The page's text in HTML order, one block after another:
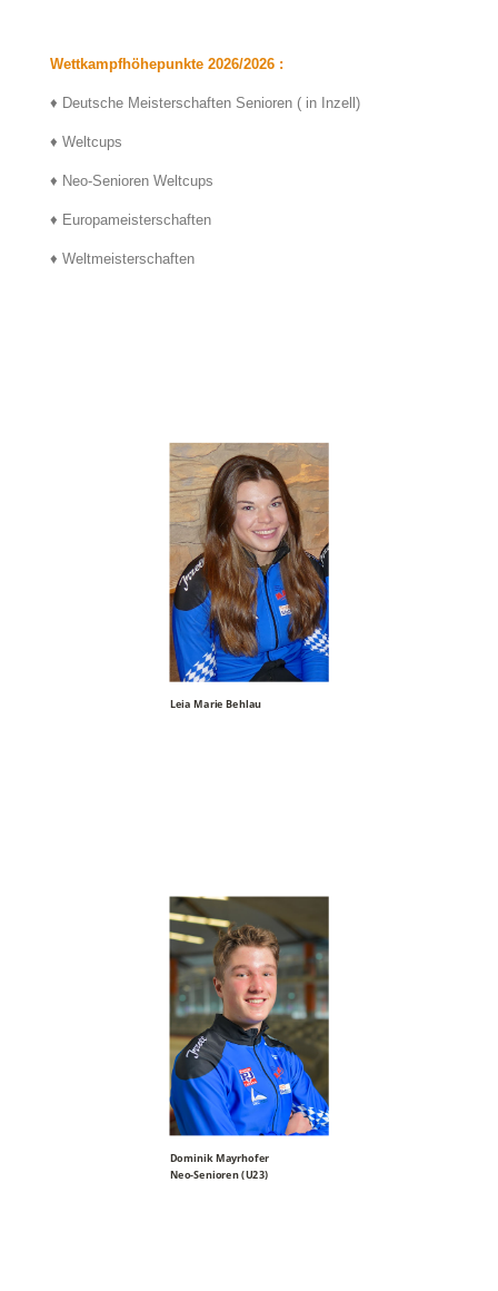
Wettkampfhöhepunkte 2026/2026 :
♦ Deutsche Meisterschaften Senioren ( in Inzell)
♦ Weltcups
♦ Neo-Senioren Weltcups
♦ Europameisterschaften
♦ Weltmeisterschaften
Leia Marie Behlau
Dominik Mayrhofer
Neo-Senioren (U23)